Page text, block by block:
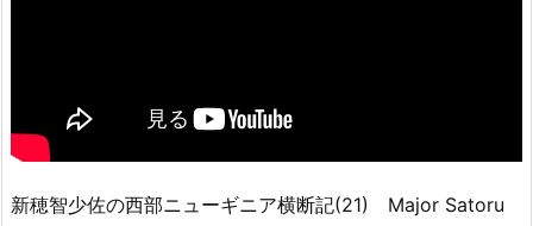
新穂智少佐の西部ニューギニア横断記(21) Major Satoru